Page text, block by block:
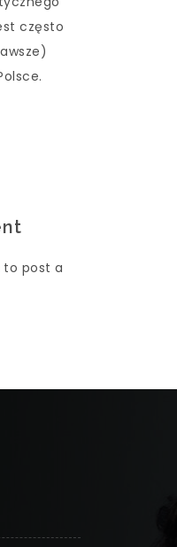
często
to post a